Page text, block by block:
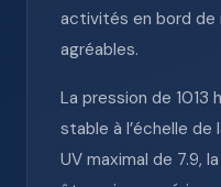
activités en bord de
agréables.
La pression de 1013
stable à l’échelle de
UV maximal de 7.9,